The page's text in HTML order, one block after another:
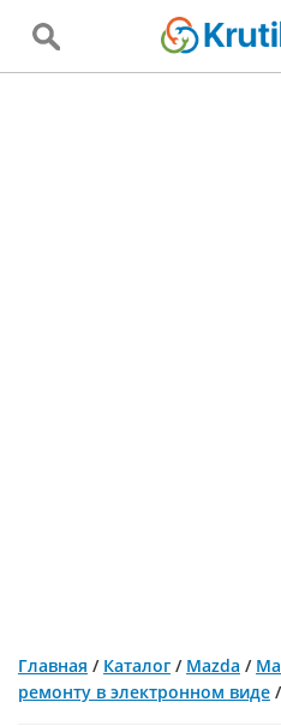
Главная / Каталог / Mazda /
ремонту в электронном виде /